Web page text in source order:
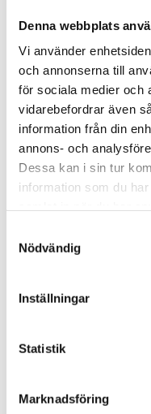
Denna webbplats
Vi använder
och annonserna till
för sociala medier och
vidarebefordrar även
information från din
annons- och
Dessa kan i sin tur
information som du
Nödvändig
Inställningar
Statistik
Marknadsföring
14 970,00KR
Antal
Artikelnr